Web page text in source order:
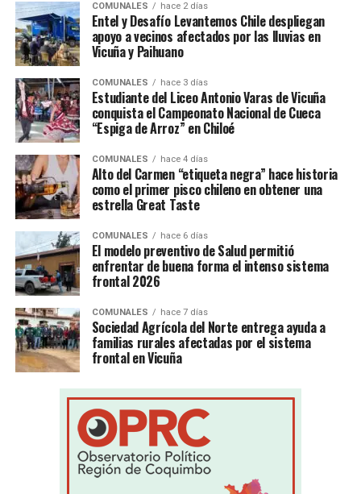
COMUNALES hace 2 días
Entel y Desafío Levantemos Chile despliegan
apoyo a vecinos afectados por las lluvias en
Vicuña y Paihuano
COMUNALES hace 3 días
Estudiante del Liceo Antonio Varas de Vicuña
conquista el Campeonato Nacional de Cueca
“Espiga de Arroz” en Chiloé
COMUNALES hace 4 días
Alto del Carmen “etiqueta negra” hace historia
como el primer pisco chileno en obtener una
estrella Great Taste
COMUNALES hace 6 días
El modelo preventivo de Salud permitió
enfrentar de buena forma el intenso sistema
frontal 2026
COMUNALES hace 7 días
Sociedad Agrícola del Norte entrega ayuda a
familias rurales afectadas por el sistema
frontal en Vicuña